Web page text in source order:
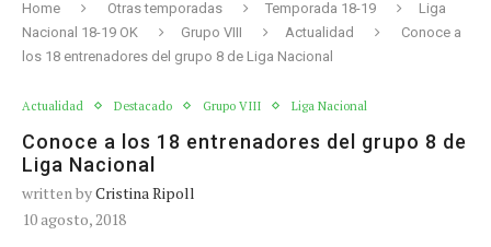
Home Otras temporadas Temporada 18-19
Liga
Nacional 18-19 OK
Grupo VIII Actualidad
Conoce a
los 18 entrenadores del grupo 8 de Liga Nacional
Actualidad Destacado Grupo VIII Liga Nacional
Conoce a los 18 entrenadores del grupo 8 de
Liga Nacional
written byCristina Ripoll
10 agosto, 2018